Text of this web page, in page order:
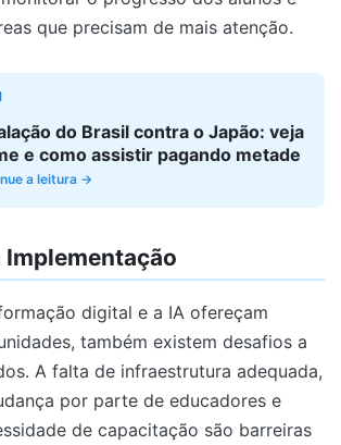
que precisam de mais atenção.
do Brasil contra o Japão: veja
e como assistir pagando metade
a leitura →
Implementação
digital e a IA ofereçam
também existem desafios a
A falta de infraestrutura adequada,
por parte de educadores e
de capacitação são barreiras